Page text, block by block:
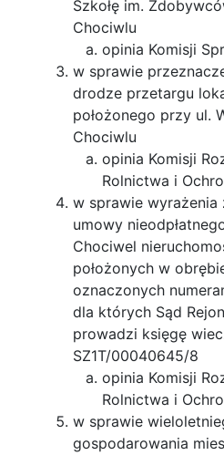
Szkołę im.
Chociwlu
opinia Komisji
w sprawie
drodze przetargu
położonego przy ul.
Chociwlu
opinia Komisji
Rolnictwa i
w sprawie
umowy
Chociwel
położonych w
oznaczonych
dla których Sąd
prowadzi księgę
SZ1T/00040645/8
opinia Komisji
Rolnictwa i
w sprawie
gospodarowania